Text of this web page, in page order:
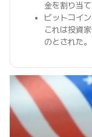
金を割り当て
ビットコイ
これは投資
のとされた。